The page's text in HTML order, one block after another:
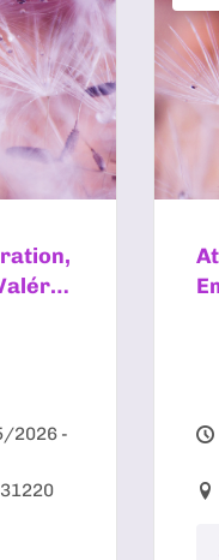
2026 -